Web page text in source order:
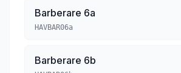
Barberare 6a
HAVBAR06a
Barberare 6b